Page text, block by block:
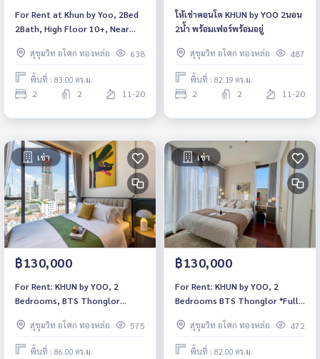
For Rent at Khun by Yoo, 2Bed
2Bath, High Floor 10+, Near
สุขุมวิท อโศก ทองหล่อ
638
พื้นที่ : 83.00 ตร.ม.
2 2 11-20
ให้เช่าคอนโด KHUN by YOO 2นอน
2น้ำ พร้อมเฟอร์พร้อมอยู่
สุขุมวิท อโศก ทองหล่อ 487
พื้นที่ : 82.19 ตร.ม.
2 2 11-20
เช่า
฿130,000
For Rent: KHUN by YOO, 2
Bedrooms, BTS Thonglor
move in*
สุขุมวิท อโศก ทองหล่อ 575
พื้นที่ : 86.00 ตร.ม.
เช่า
฿130,000
For Rent: KHUN by YOO, 2
Bedrooms BTS Thonglor *Fully
สุขุมวิท อโศก ทองหล่อ
472
พื้นที่ : 82.00 ตร.ม.